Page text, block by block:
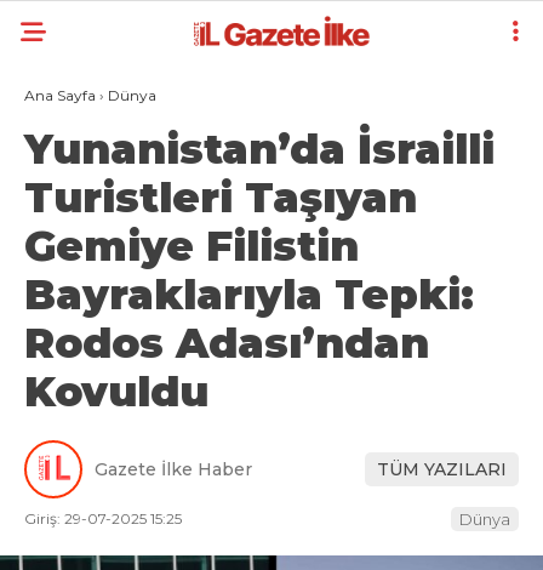
Ana Sayfa › Dünya
Yunanistan’da İsrailli
Turistleri Taşıyan
Gemiye Filistin
Bayraklarıyla Tepki:
Rodos Adası’ndan
Kovuldu
Gazete İlke Haber TÜM YAZILARI
Giriş: 29-07-2025 15:25 Dünya